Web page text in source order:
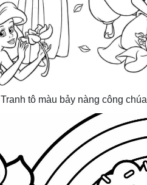
Tranh tô màu bảy nàng công chúa